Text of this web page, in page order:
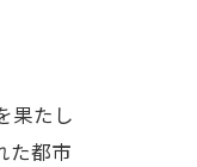
果たし
た都市